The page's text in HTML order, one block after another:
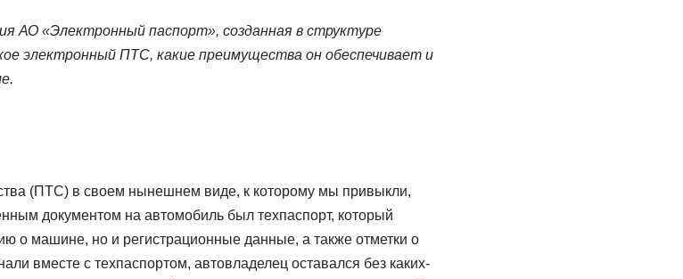
АО «Электронный паспорт», созданная в структуре
электронный ПТС, какие преимущества он обеспечивает и
(ПТС) в своем нынешнем виде, к которому мы привыкли,
документом на автомобиль был техпаспорт, который
о машине, но и регистрационные данные, а также отметки о
вместе с техпаспортом, автовладелец оставался без каких-